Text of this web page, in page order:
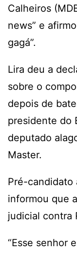
Calheiros
news” e
gagá”.
Lira deu a
sobre o
depois de
presidente do
deputado
Master.
Pré-candidato
informou que
judicial contra
“Esse senhor